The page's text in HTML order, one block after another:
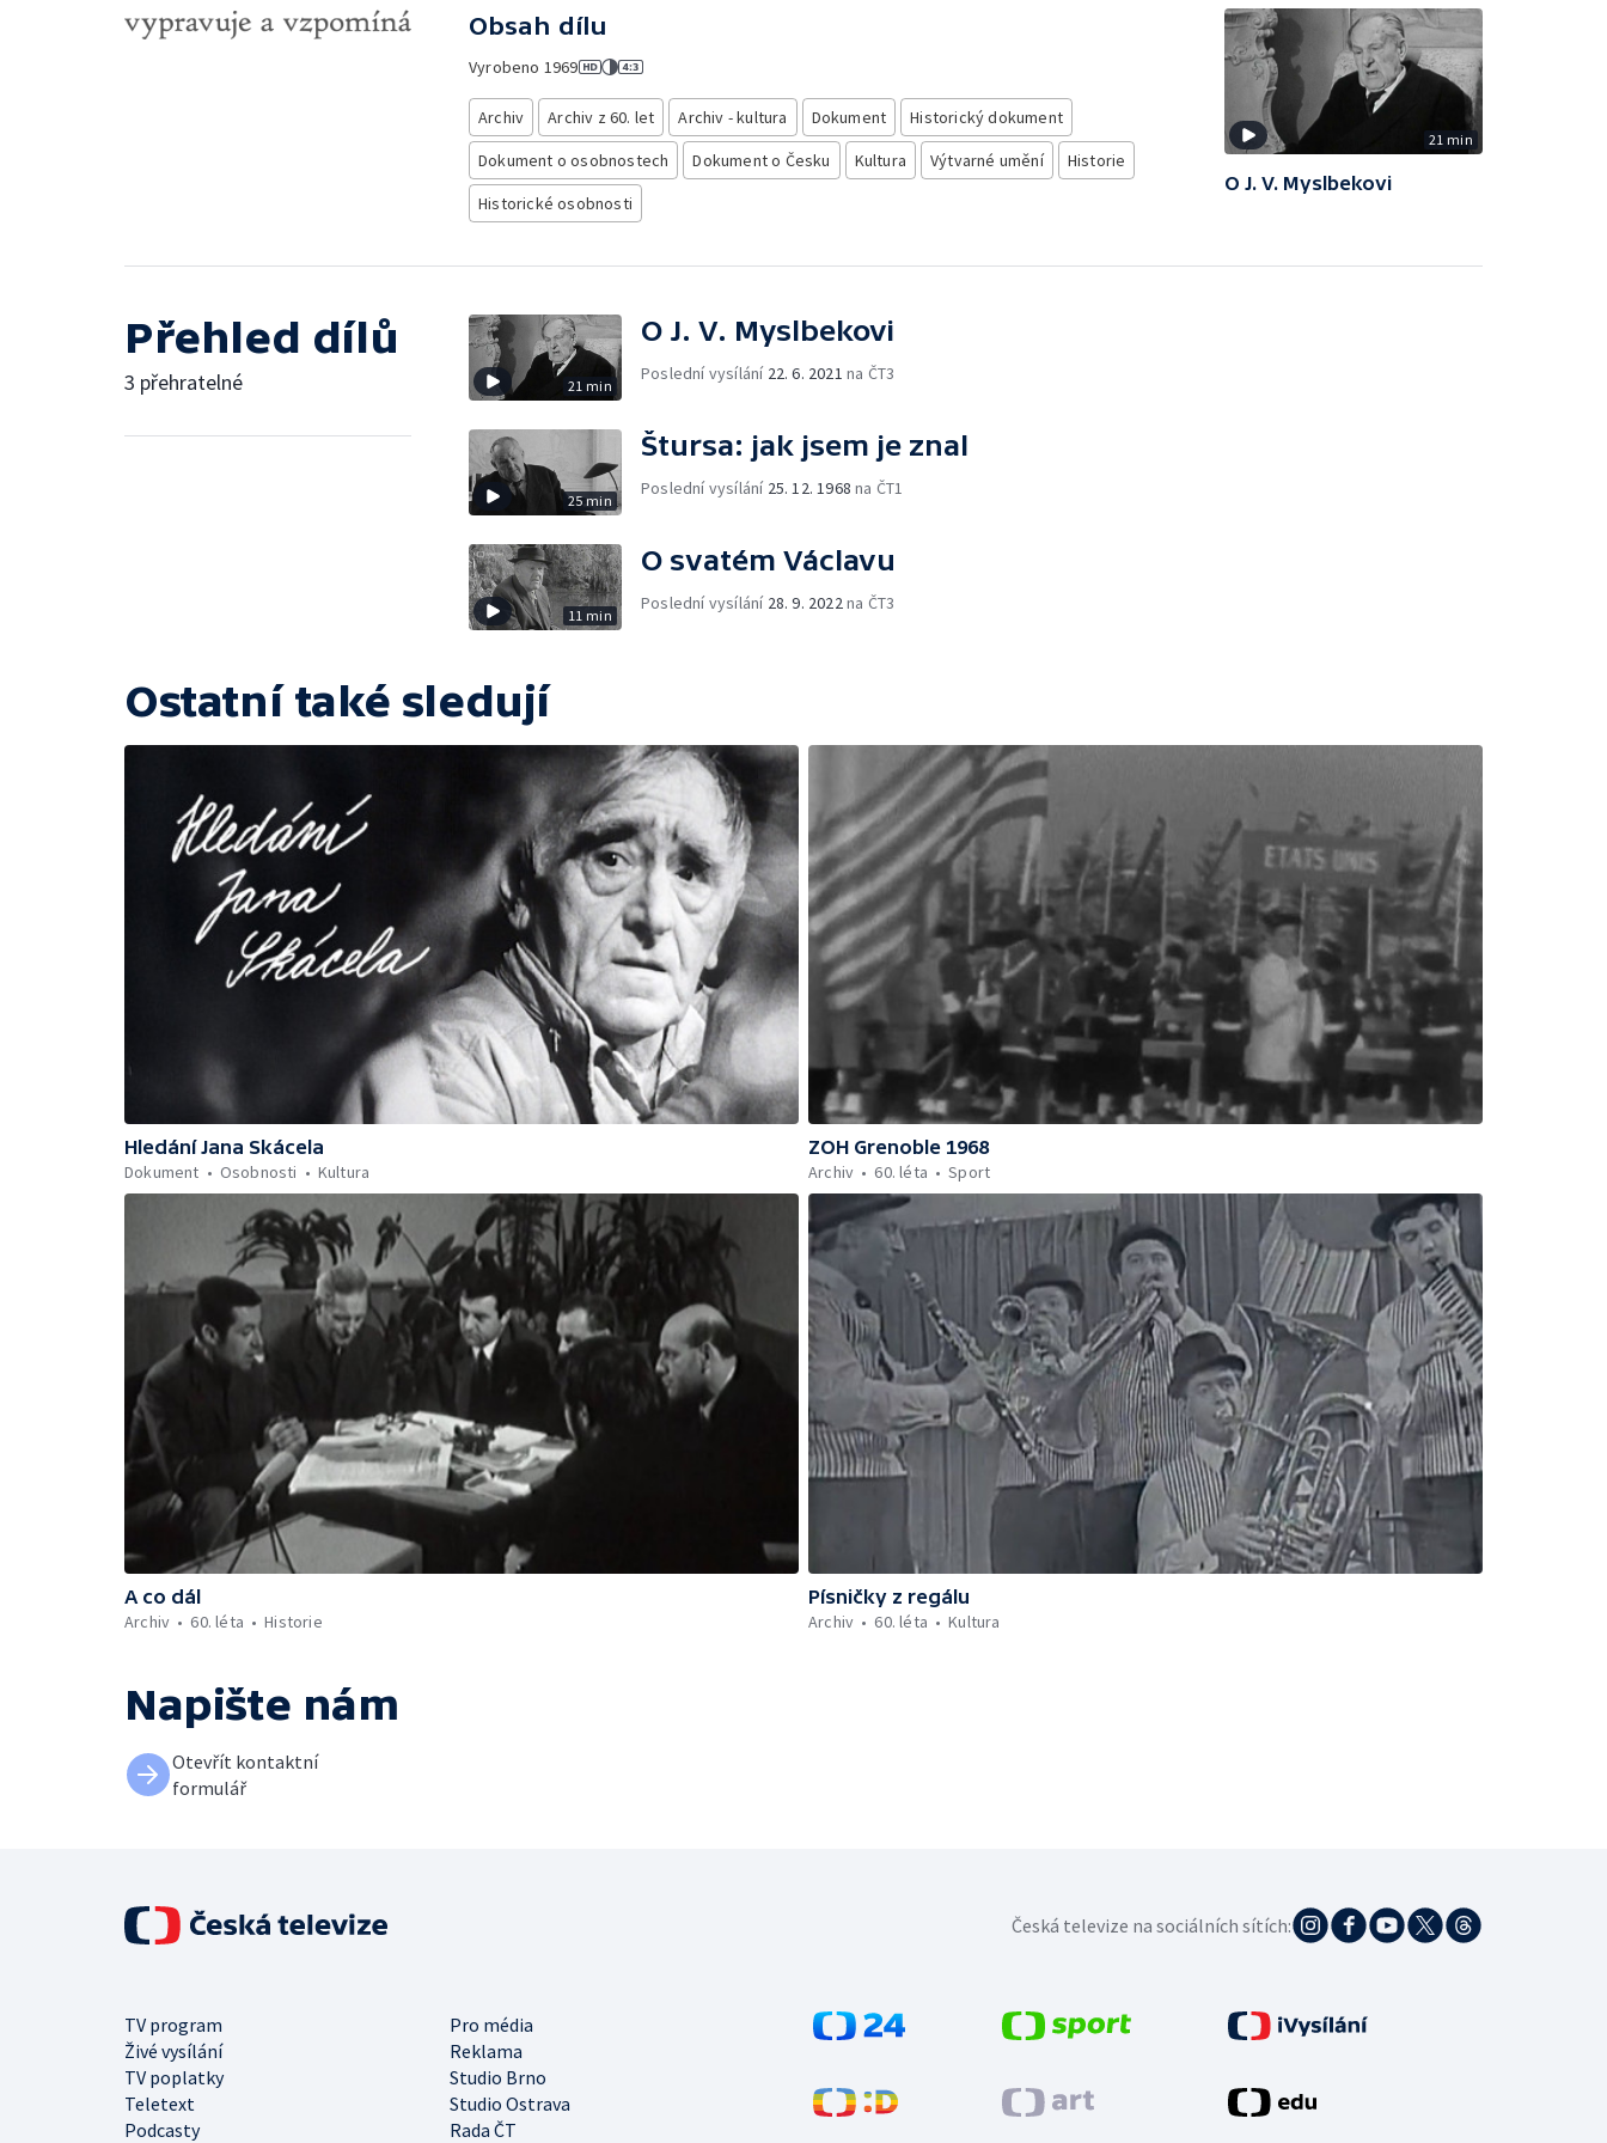
Obsah dílu
Vyrobeno 1969
Archiv Archiv z 60. let Archiv - kultura Dokument
Historický dokument
Dokument o osobnostech
Dokument o Česku Kultura Výtvarné umění
Historie
Historické osobnosti
21 min
O J. V. Myslbekovi
Přehled dílů
3 přehratelné 21 min
O J. V. Myslbekovi
Poslední vysílání 22. 6. 2021 na ČT3
25 min
Štursa: jak jsem je znal
Poslední vysílání 25. 12. 1968 na ČT1
11 min
O svatém Václavu
Poslední vysílání 28. 9. 2022na ČT3
Ostatní také sledují
Hledání Jana Skácela
Dokument
Osobnosti Kultura
ZOH Grenoble 1968
Archiv
60. léta Sport
A co dál
Archiv
60. léta Historie
Písničky z regálu
Archiv
60. léta Kultura
Napište nám
Otevřít kontaktní
formulář
TV program
Pro média
Živé vysílání
Reklama
TV poplatky
Studio Brno
Teletext
Studio Ostrava
Podcasty
Rada ČT
Česká televize na sociálních sítích: